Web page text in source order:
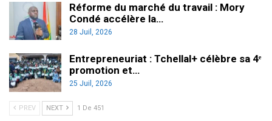
Réforme du marché du travail : Mory
Condé accélère la…
28 Juil, 2026
Entrepreneuriat : Tchellal+ célèbre sa 4ᵉ
promotion et…
25 Juil, 2026
PREV NEXT 1 De 451